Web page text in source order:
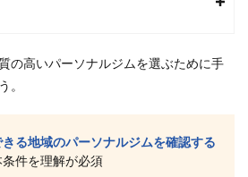
の高いパーソナルジムを選ぶために手
。
る地域のパーソナルジムを確認する
件を理解が必須